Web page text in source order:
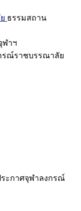
ธรรมสถาน
ฬาฯ
รณ์ราชบรรณาลัย
ะกาศจุฬาลงกรณ์